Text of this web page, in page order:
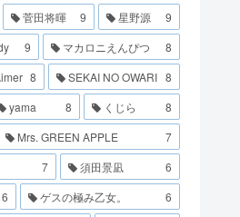
菅田将暉 9 星野源
9
9 マカロニえんぴつ
8
8 SEKAI NO OWARI 8
yama 8 くじら
8
Mrs. GREEN APPLE
7
7 須田景凪
6
6 ゲスの極み乙女。
6